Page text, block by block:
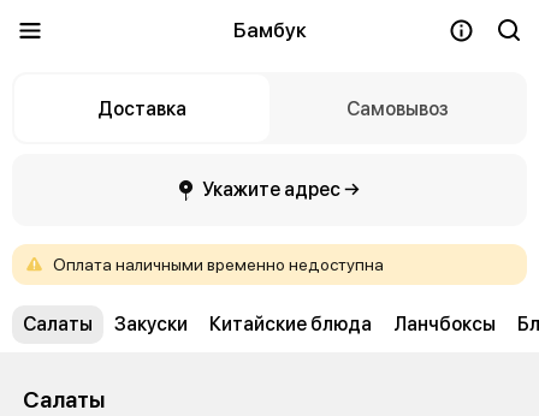
Бамбук
Доставка Самовывоз
Укажите адрес →
Оплата наличными временно недоступна
Салаты Закуски Китайские блюда Ланчбоксы
Салаты